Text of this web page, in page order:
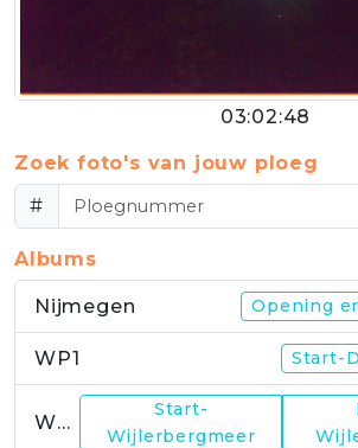
03:02:48
Zoek foto's van jouw ploeg
#
Albums
Nijmegen Opening
WP1 Start-
WP2
Start-
Wijlerbergmeer